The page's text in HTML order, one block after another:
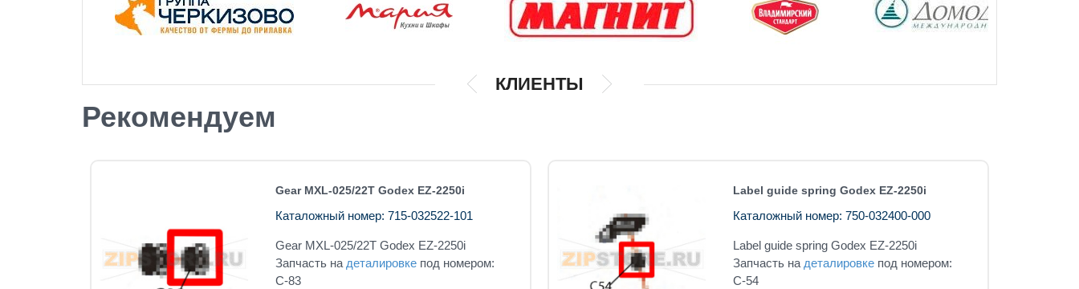
КЛИЕНТЫ
Рекомендуем
Gear MXL-025/22T Godex EZ-2250i
Каталожный номер: 715-032522-101
Gear MXL-025/22T Godex EZ-2250i
Запчасть на деталировкепод номером:
C-83
Label guide spring Godex EZ-2250i
Каталожный номер: 750-032400-000
Label guide spring Godex EZ-2250i
Запчасть на деталировкепод номером:
C-54